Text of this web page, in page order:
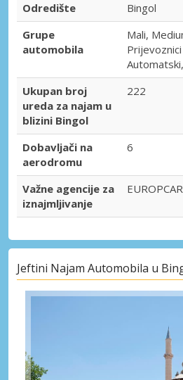
Odredište
Bingol
Grupe
automobila
Mali,
Ukupan broj
ureda za najam u
blizini Bingol
222
Dobavljači na
aerodromu
6
Važne agencije za
iznajmljivanje
EUROPCAR
Jeftini Najam Automobila u